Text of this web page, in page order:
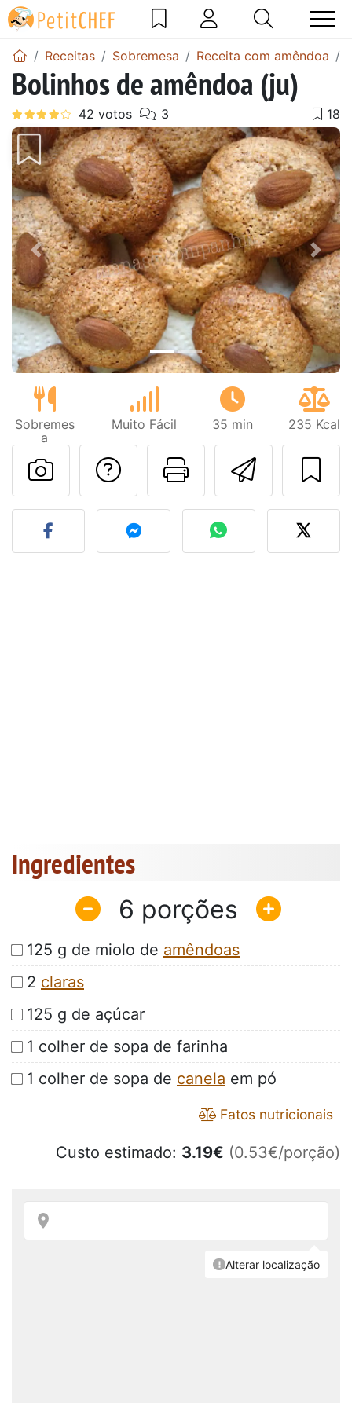
Receitas Sobremesa Receita com amêndoa
Bolinhos de amêndoa (ju)
Anterior Next
Sobremes
a
Muito Fácil 35 min 235 Kcal
Imprima
Falar com o autor
Fez esta receita?
Ingredientes
6
125 g de miolo de amêndoas
2 claras
125 g de açúcar
1 colher de sopa de farinha
1 colher de sopa de canela em pó
Fatos nutricionais
Custo estimado: 3.19€ (0.53€/porção)